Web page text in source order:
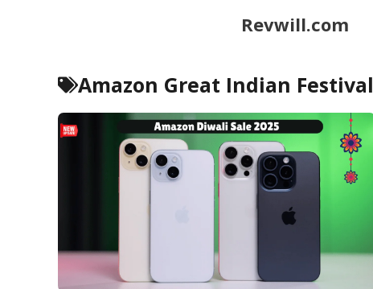
Revwill.com
Amazon Great Indian Festival